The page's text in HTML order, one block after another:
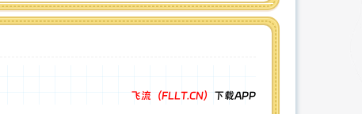
飞流（FLLT.CN） 下载APP